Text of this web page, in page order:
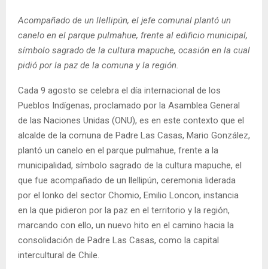
Acompañado de un llellipún, el jefe comunal plantó un
canelo en el parque pulmahue, frente al edificio municipal,
símbolo sagrado de la cultura mapuche, ocasión en la cual
pidió por la paz de la comuna y la región.
Cada 9 agosto se celebra el día internacional de los
Pueblos Indígenas, proclamado por la Asamblea General
de las Naciones Unidas (ONU), es en este contexto que el
alcalde de la comuna de Padre Las Casas, Mario González,
plantó un canelo en el parque pulmahue, frente a la
municipalidad, símbolo sagrado de la cultura mapuche, el
que fue acompañado de un llellipún, ceremonia liderada
por el lonko del sector Chomio, Emilio Loncon, instancia
en la que pidieron por la paz en el territorio y la región,
marcando con ello, un nuevo hito en el camino hacia la
consolidación de Padre Las Casas, como la capital
intercultural de Chile.